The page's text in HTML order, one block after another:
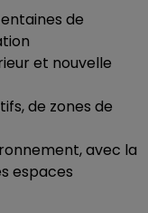
de
et nouvelle
de zones de
avec la
espaces